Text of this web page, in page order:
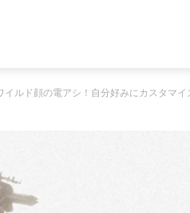
イルド顔の電アシ！自分好みにカスタマイ